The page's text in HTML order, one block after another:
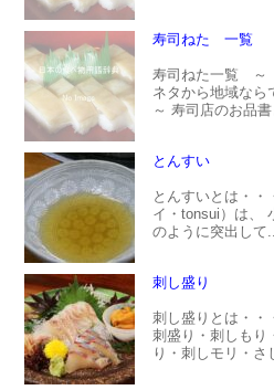
寿司ねた 一覧
寿司ねた一覧 ～
ネタから地域な
～ 寿司店のお品書
とんすい
とんすいとは・・
イ・tonsui）は、
のように突出して...
刺し盛り
刺し盛りとは・・
刺盛り・刺しもり
り・刺しモリ・さ